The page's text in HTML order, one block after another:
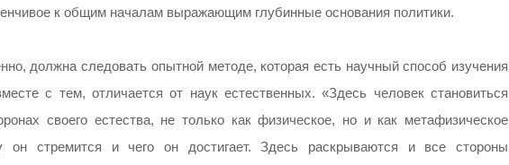
к общим началам выражающим глубинные основания политики.
должна следовать опытной методе, которая есть научный способ изучения
с тем, отличается от наук естественных. «Здесь человек становиться
своего естества, не только как физическое, но и как метафизическое
стремится и чего он достигает. Здесь раскрываются и все стороны